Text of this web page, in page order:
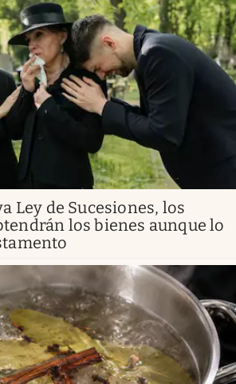
Ley de Sucesiones, los
los bienes aunque lo